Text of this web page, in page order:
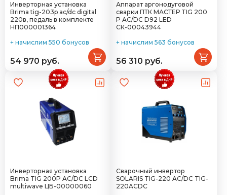
Инверторная установка
Brima tig-203p ac/dc digital
220в, педаль в комплекте
НП000001364
+ начислим 550 бонусов
54 970 руб.
Аппарат аргонодуговой
сварки ПТК МАСТЕР TIG 200
P AC/DC D92 LED
СК-00043944
+ начислим 563 бонусов
56 310 руб.
Инверторная установка
Brima TIG 200P AC/DC LCD
multiwave ЦБ-00000060
Сварочный инвертор
SOLARIS TIG-220 AC/DC TIG-
220ACDC